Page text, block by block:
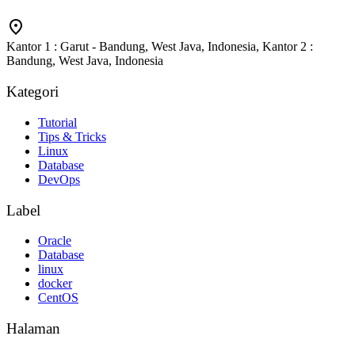
Kantor 1 : Garut - Bandung, West Java, Indonesia, Kantor 2 :
Bandung, West Java, Indonesia
Kategori
Tutorial
Tips & Tricks
Linux
Database
DevOps
Label
Oracle
Database
linux
docker
CentOS
Halaman